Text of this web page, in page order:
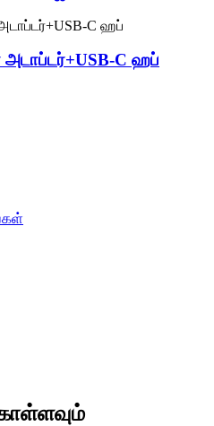
அடாப்டர்+USB-C ஹப்